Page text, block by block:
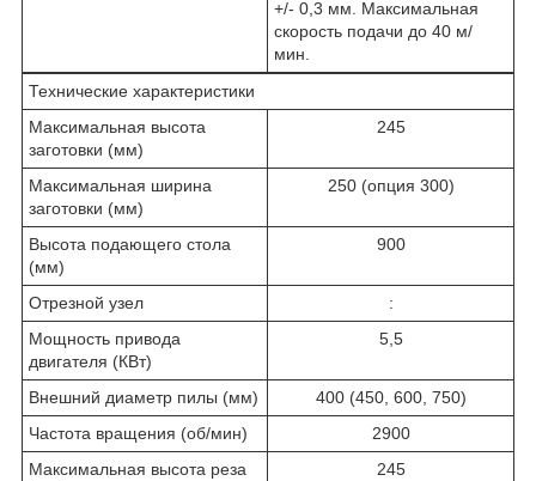
+/- 0,3 мм. Максимальная
скорость подачи до 40 м/
мин.
Технические характеристики
Максимальная высота
заготовки (мм)
245
Максимальная ширина
заготовки (мм)
250 (опция 300)
Высота подающего стола
(мм)
900
Отрезной узел
:
Мощность привода
двигателя (КВт)
5,5
Внешний диаметр пилы (мм)
400 (450, 600, 750)
Частота вращения (об/мин)
2900
Максимальная высота реза
245